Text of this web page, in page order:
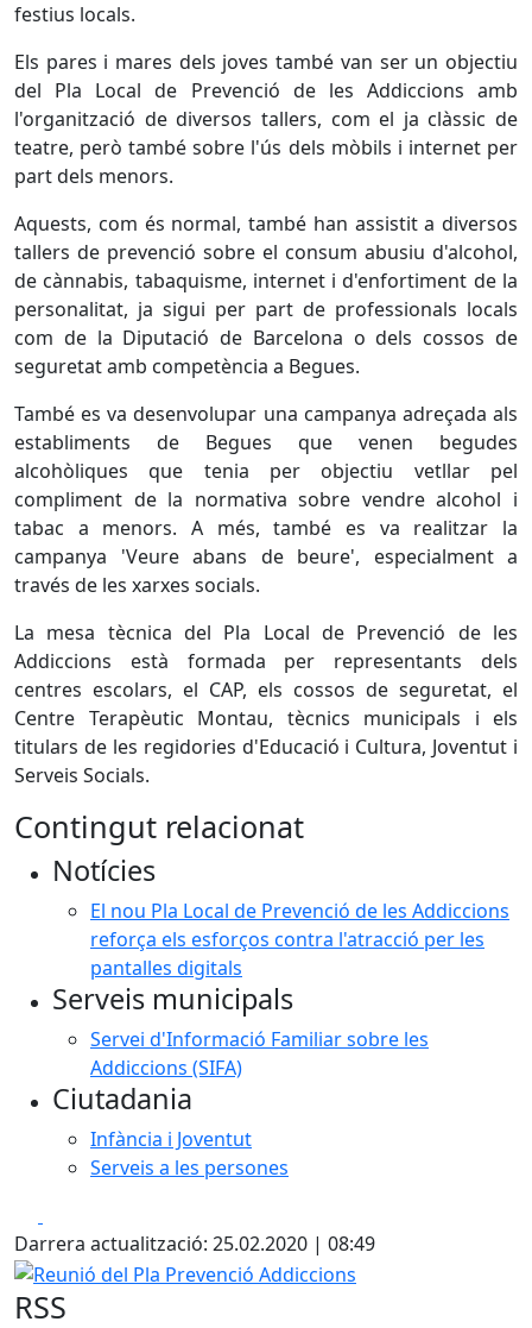
festius locals.
Els pares i mares dels joves també van ser un objectiu
del Pla Local de Prevenció de les Addiccions amb
l'organització de diversos tallers, com el ja clàssic de
teatre, però també sobre l'ús dels mòbils i internet per
part dels menors.
Aquests, com és normal, també han assistit a diversos
tallers de prevenció sobre el consum abusiu d'alcohol,
de cànnabis, tabaquisme, internet i d'enfortiment de la
personalitat, ja sigui per part de professionals locals
com de la Diputació de Barcelona o dels cossos de
seguretat amb competència a Begues.
També es va desenvolupar una campanya adreçada als
establiments de Begues que venen begudes
alcohòliques que tenia per objectiu vetllar pel
compliment de la normativa sobre vendre alcohol i
tabac a menors. A més, també es va realitzar la
campanya 'Veure abans de beure', especialment a
través de les xarxes socials.
La mesa tècnica del Pla Local de Prevenció de les
Addiccions està formada per representants dels
centres escolars, el CAP, els cossos de seguretat, el
Centre Terapèutic Montau, tècnics municipals i els
titulars de les regidories d'Educació i Cultura, Joventut i
Serveis Socials.
Contingut relacionat
Notícies
El nou Pla Local de Prevenció de les Addiccions
reforça els esforços contra l'atracció per les
pantalles digitals
Serveis municipals
Servei d'Informació Familiar sobre les
Addiccions (SIFA)
Ciutadania
Infància i Joventut
Serveis a les persones
Darrera actualització: 25.02.2020 | 08:49
Reunió del Pla Prevenció Addiccions
RSS